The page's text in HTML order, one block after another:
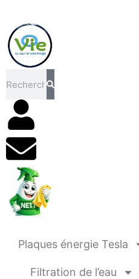
Plaques énergie Tesla
Filtration de l’eau